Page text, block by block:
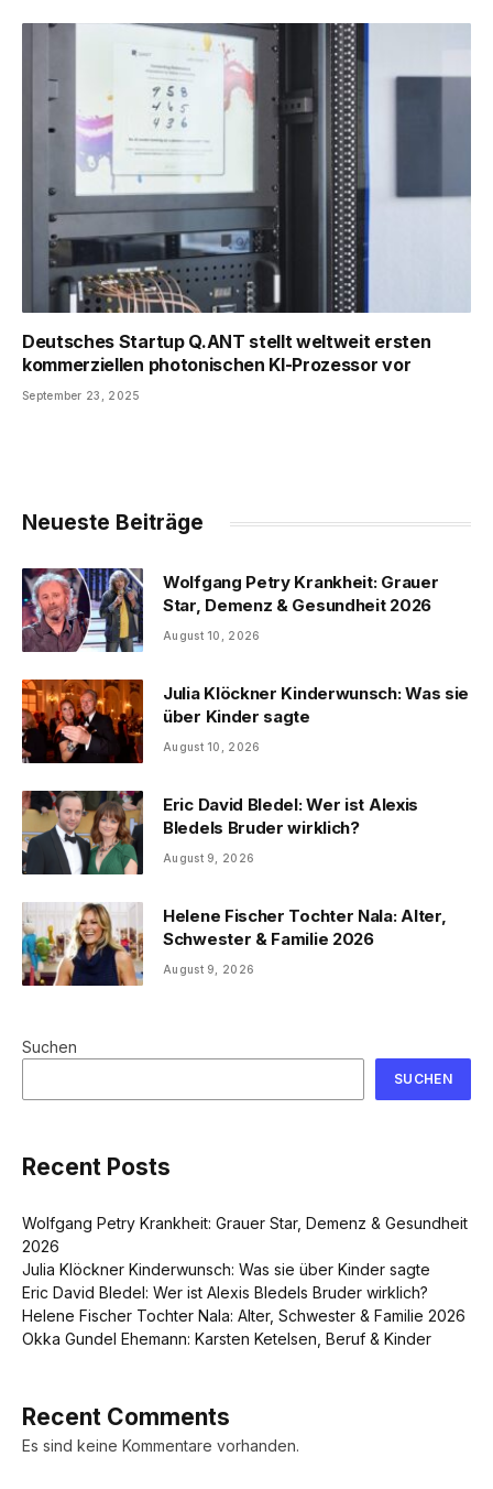
Deutsches Startup Q.ANT stellt weltweit ersten
kommerziellen photonischen KI-Prozessor vor
September 23, 2025
Neueste Beiträge
Wolfgang Petry Krankheit: Grauer
Star, Demenz & Gesundheit 2026
August 10, 2026
Julia Klöckner Kinderwunsch: Was sie
über Kinder sagte
August 10, 2026
Eric David Bledel: Wer ist Alexis
Bledels Bruder wirklich?
August 9, 2026
Helene Fischer Tochter Nala: Alter,
Schwester & Familie 2026
August 9, 2026
Suchen
SUCHEN
Recent Posts
Wolfgang Petry Krankheit: Grauer Star, Demenz & Gesundheit
2026
Julia Klöckner Kinderwunsch: Was sie über Kinder sagte
Eric David Bledel: Wer ist Alexis Bledels Bruder wirklich?
Helene Fischer Tochter Nala: Alter, Schwester & Familie 2026
Okka Gundel Ehemann: Karsten Ketelsen, Beruf & Kinder
Recent Comments
Es sind keine Kommentare vorhanden.